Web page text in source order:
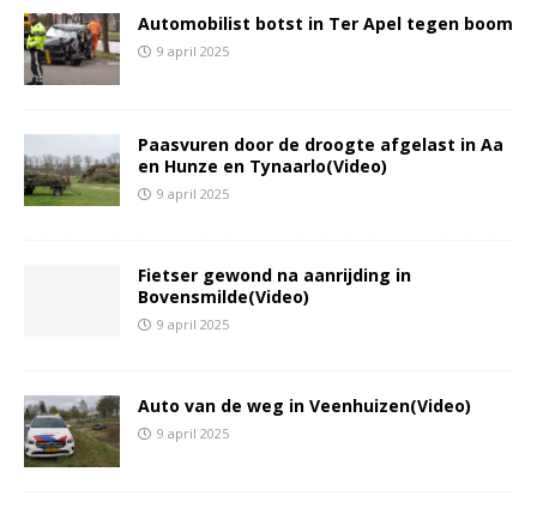
Automobilist botst in Ter Apel tegen boom
9 april 2025
Paasvuren door de droogte afgelast in Aa
en Hunze en Tynaarlo(Video)
9 april 2025
Fietser gewond na aanrijding in
Bovensmilde(Video)
9 april 2025
Auto van de weg in Veenhuizen(Video)
9 april 2025